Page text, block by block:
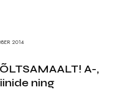
2014
A-,
ning